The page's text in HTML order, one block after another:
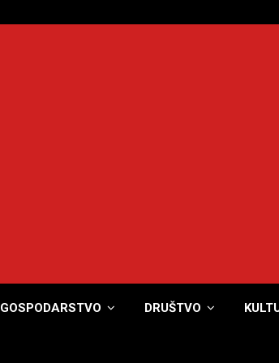
GOSPODARSTVO DRUŠTVO